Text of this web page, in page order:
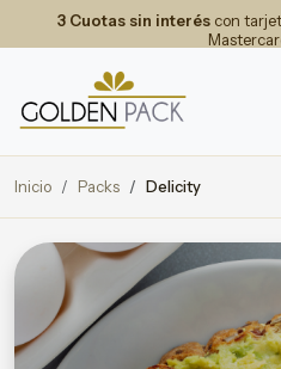
3 Cuotas sin interéscon
Inicio Packs Delicity